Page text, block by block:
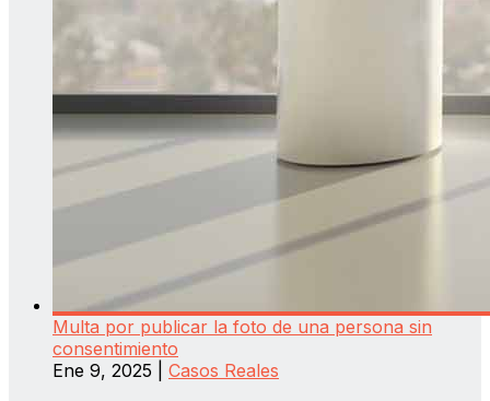
Multa por publicar la foto de una persona sin
consentimiento
Ene 9, 2025
Casos Reales